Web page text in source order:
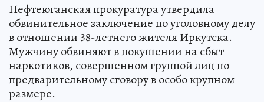
Нефтеюганская прокуратура утвердила
обвинительное заключение по уголовному делу
в отношении 38-летнего жителя Иркутска.
Мужчину обвиняют в покушении на сбыт
наркотиков, совершенном группой лиц по
предварительному сговору в особо крупном
размере.